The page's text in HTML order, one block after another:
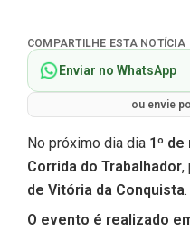
COMPARTILHE ESTA NOTÍCIA
Enviar no WhatsApp
ou envie
No próximo dia dia 1º de
Corrida do Trabalhador,
de Vitória da Conquista.
O evento é realizado